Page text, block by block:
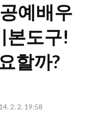
예배우
본도구!
할까?
2. 2. 19:58